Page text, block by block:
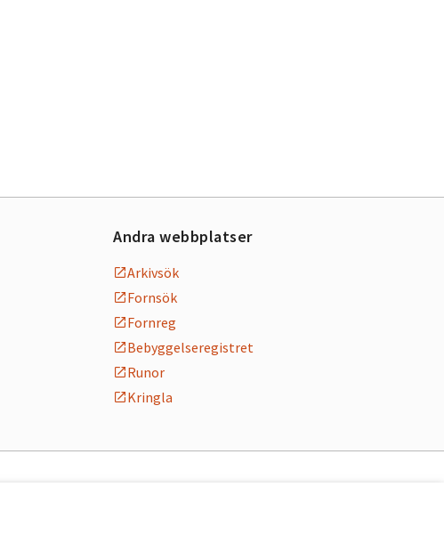
Andra webbplatser
Arkivsök
Fornsök
Fornreg
Bebyggelseregistret
Runor
Kringla